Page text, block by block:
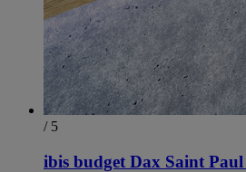
/ 5
ibis budget Dax Saint Paul